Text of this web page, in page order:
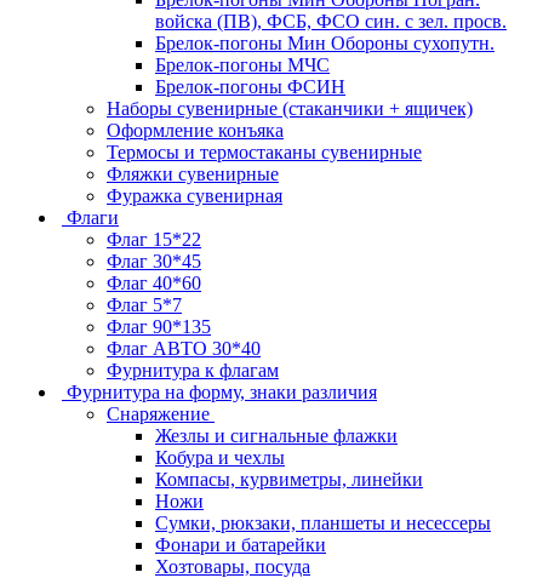
войска (ПВ), ФСБ, ФСО син. с зел. просв.
Брелок-погоны Мин Обороны сухопутн.
Брелок-погоны МЧС
Брелок-погоны ФСИН
Наборы сувенирные (стаканчики + ящичек)
Оформление конъяка
Термосы и термостаканы сувенирные
Фляжки сувенирные
Фуражка сувенирная
Флаги
Флаг 15*22
Флаг 30*45
Флаг 40*60
Флаг 5*7
Флаг 90*135
Флаг АВТО 30*40
Фурнитура к флагам
Фурнитура на форму, знаки различия
Снаряжение
Жезлы и сигнальные флажки
Кобура и чехлы
Компасы, курвиметры, линейки
Ножи
Сумки, рюкзаки, планшеты и несессеры
Фонари и батарейки
Хозтовары, посуда